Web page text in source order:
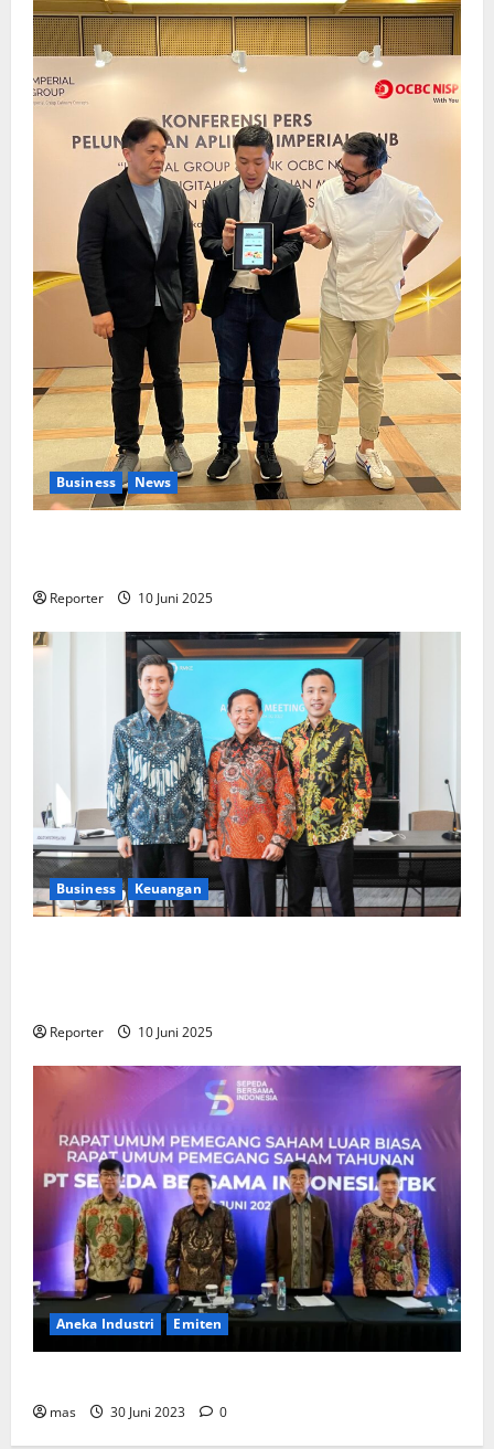
Business News
Reporter 10 Juni 2025
Business Keuangan
Reporter 10 Juni 2025
Aneka Industri Emiten
mas 30 Juni 2023 0